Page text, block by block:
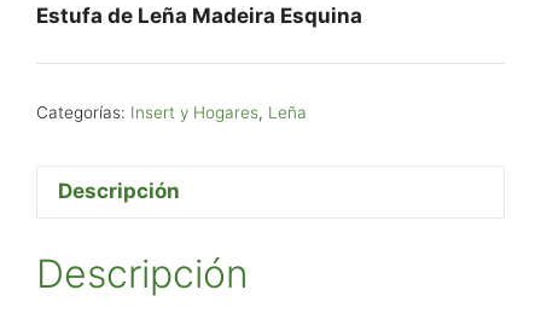
Estufa de Leña Madeira Esquina
Categorías: Insert y Hogares, Leña
Descripción
Descripción